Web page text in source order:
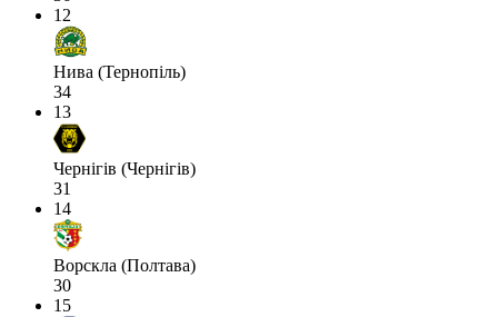
12
Нива (Тернопіль)
34
13
Чернігів (Чернігів)
31
14
Ворскла (Полтава)
30
15